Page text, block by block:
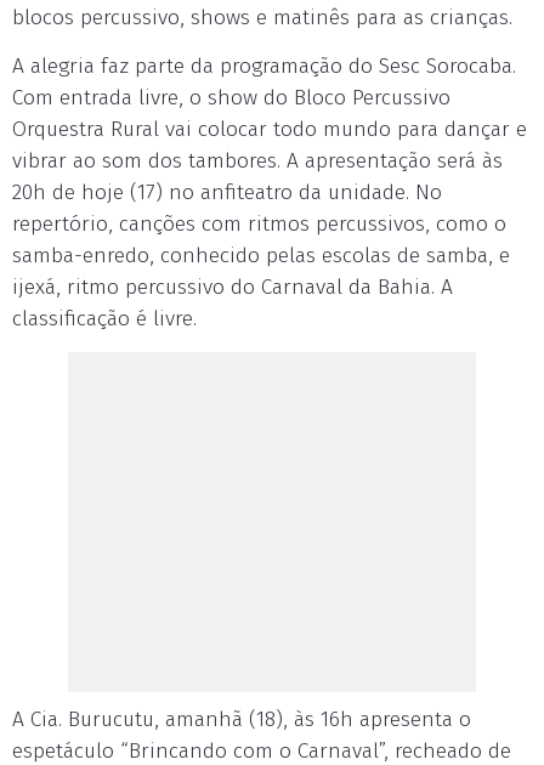
blocos percussivo, shows e matinês para as crianças.
A alegria faz parte da programação do Sesc Sorocaba.
Com entrada livre, o show do Bloco Percussivo
Orquestra Rural vai colocar todo mundo para dançar e
vibrar ao som dos tambores. A apresentação será às
20h de hoje (17) no anfiteatro da unidade. No
repertório, canções com ritmos percussivos, como o
samba-enredo, conhecido pelas escolas de samba, e
ijexá, ritmo percussivo do Carnaval da Bahia. A
classificação é livre.
A Cia. Burucutu, amanhã (18), às 16h apresenta o
espetáculo “Brincando com o Carnaval”, recheado de